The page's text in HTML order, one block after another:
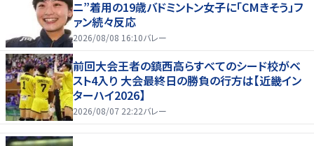
ニ”着用の19歳バドミントン女子に「CMきそう」フ
ァン続々反応
2026/08/08 16:10バレー
前回大会王者の鎮西高らすべてのシード校がベ
スト4入り 大会最終日の勝負の行方は【近畿イン
ターハイ2026】
2026/08/07 22:22バレー